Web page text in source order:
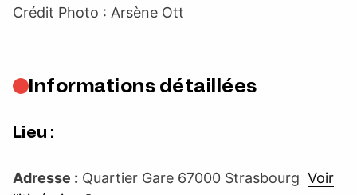
Crédit Photo : Arsène Ott
Informations détaillées
Lieu :
Adresse : Quartier Gare 67000 Strasbourg Voir